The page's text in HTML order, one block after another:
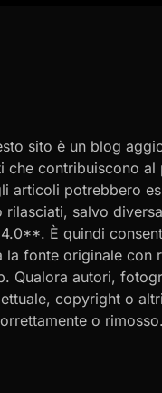
sito è un blog
che contribuiscono
articoli potrebbero
rilasciati, salvo
4.0**. È quindi
la fonte originale con
Qualora autori,
copyright o
o